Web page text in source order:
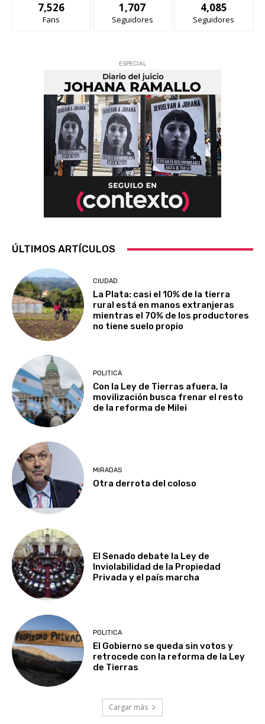
7,526
Fans
1,707
Seguidores
4,085
Seguidores
ESPECIAL
ÚLTIMOS ARTÍCULOS
CIUDAD
La Plata: casi el 10% de la tierra
rural está en manos extranjeras
mientras el 70% de los productores
no tiene suelo propio
POLITICA
Con la Ley de Tierras afuera, la
movilización busca frenar el resto
de la reforma de Milei
MIRADAS
Otra derrota del coloso
El Senado debate la Ley de
Inviolabilidad de la Propiedad
Privada y el país marcha
POLITICA
El Gobierno se queda sin votos y
retrocede con la reforma de la Ley
de Tierras
Cargar más